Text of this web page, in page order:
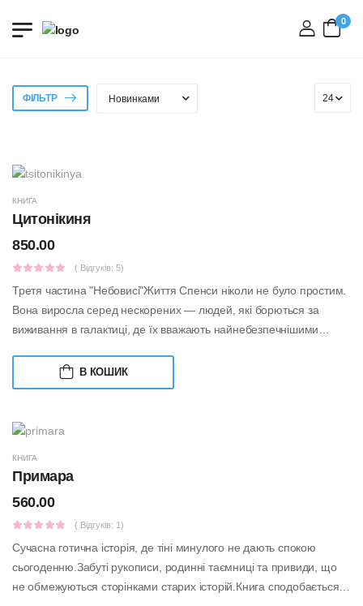
вхід
0
ФІЛЬТР
КНИГА
Цитонікиня
850.00
( Відгуків: 5)
Третя частина "Небовисі"Життя Спенси ніколи не було простим.
Вона виросла серед нескорених — людей, які борються за
виживання в галактиці, де їх вважають найнебезпечнішими
В КОШИК
КНИГА
Примара
560.00
( Відгуків: 1)
Сучасна готична історія, де тіні минулого не дають спокою
сьогоденню.Забуті рукописи, родинні таємниці та привиди, що
не обмежуються сторінками старих історій.Книга сподобається